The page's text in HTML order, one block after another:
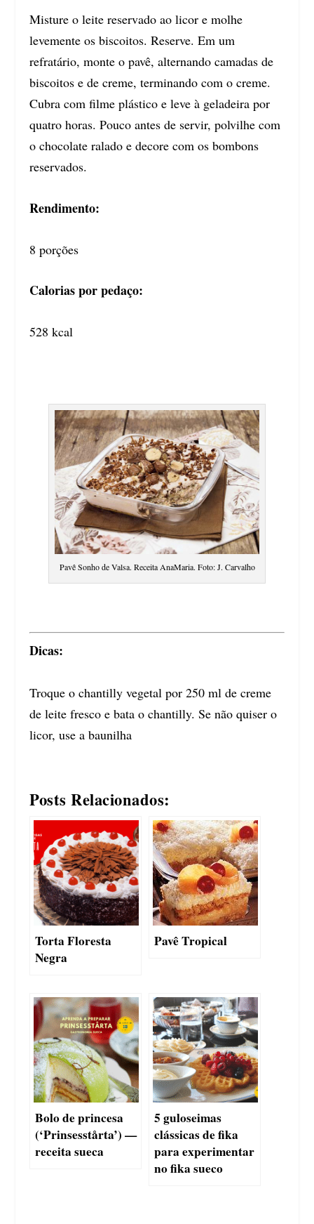
Misture o leite reservado ao licor e molhe
levemente os biscoitos. Reserve. Em um
refratário, monte o pavê, alternando camadas de
biscoitos e de creme, terminando com o creme.
Cubra com filme plástico e leve à geladeira por
quatro horas. Pouco antes de servir, polvilhe com
o chocolate ralado e decore com os bombons
reservados.
Rendimento:
8 porções
Calorias por pedaço:
528 kcal
Pavê Sonho de Valsa. Receita AnaMaria. Foto: J. Carvalho
Dicas:
Troque o chantilly vegetal por 250 ml de creme
de leite fresco e bata o chantilly. Se não quiser o
licor, use a baunilha
Posts Relacionados:
Torta Floresta
Negra
Pavê Tropical
Bolo de princesa
(‘Prinsesstårta’) —
receita sueca
5 guloseimas
clássicas de fika
para experimentar
no fika sueco